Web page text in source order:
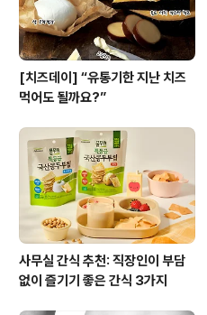
[치즈데이] “유통기한 지난 치즈
먹어도 될까요?”
사무실 간식 추천: 직장인이 부담
없이 즐기기 좋은 간식 3가지